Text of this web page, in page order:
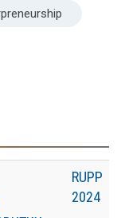
RUPP
2024